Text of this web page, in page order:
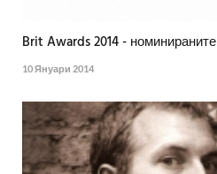
Brit Awards 2014 - номинираните
10 Януари 2014